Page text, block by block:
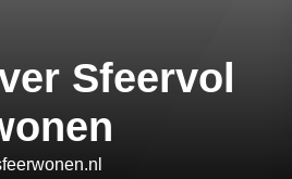
Sfeervol